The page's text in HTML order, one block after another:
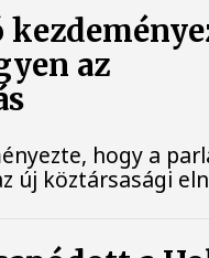
az
hogy a
új köztársasági